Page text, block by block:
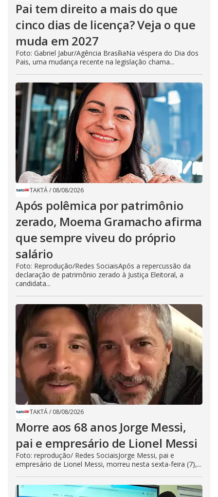
Pai tem direito a mais do que
cinco dias de licença? Veja o que
muda em 2027
Foto: Gabriel Jabur/Agência BrasíliaNa véspera do Dia dos
Pais, uma mudança recente na legislação chama...
TAKTÁ/ 08/08/2026
Após polêmica por patrimônio
zerado, Moema Gramacho afirma
que sempre viveu do próprio
salário
Foto: Reprodução/Redes SociaisApós a repercussão da
declaração de patrimônio zerado à Justiça Eleitoral, a
candidata...
TAKTÁ/ 08/08/2026
Morre aos 68 anos Jorge Messi,
pai e empresário de Lionel Messi
Foto: reprodução/ Redes SociaisJorge Messi, pai e
empresário de Lionel Messi, morreu nesta sexta-feira (7),...